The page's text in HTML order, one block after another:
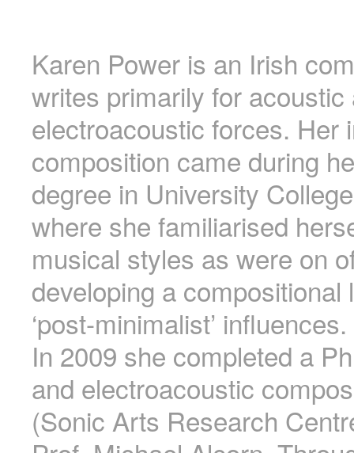
Karen Power is an Irish
writes primarily for acoustic
electroacoustic forces. Her
composition came during
degree in University
where she familiarised
musical styles as were on
developing a compositional
‘post-minimalist’ influences.
In 2009 she completed a
and electroacoustic
(Sonic Arts Research